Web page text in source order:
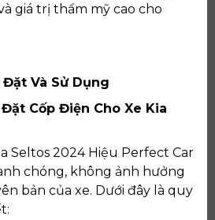
giá trị thẩm mỹ cao cho
Đặt Và Sử Dụng
Cốp Điện Cho Xe Kia
Seltos 2024 Hiệu Perfect Car
chóng, không ảnh hưởng
bản của xe. Dưới đây là quy